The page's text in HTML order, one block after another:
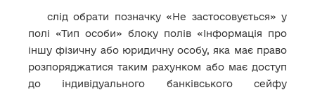
слід обрати позначку «Не застосовується» у
полі «Тип особи» блоку полів «Інформація про
іншу фізичну або юридичну особу, яка має право
розпоряджатися таким рахунком або має доступ
до індивідуального банківського сейфу